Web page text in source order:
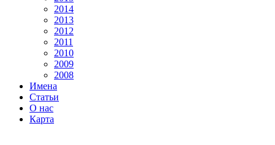
2014
2013
2012
2011
2010
2009
2008
Имена
Статьи
О нас
Карта